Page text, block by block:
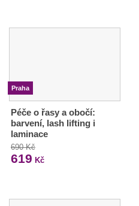
Praha
Péče o řasy a obočí:
barvení, lash lifting i
laminace
690 Kč
619 Kč